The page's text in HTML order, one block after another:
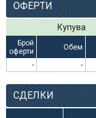
ОФЕРТИ
Купува
Брой
оферти
Обем
-
-
СДЕЛКИ